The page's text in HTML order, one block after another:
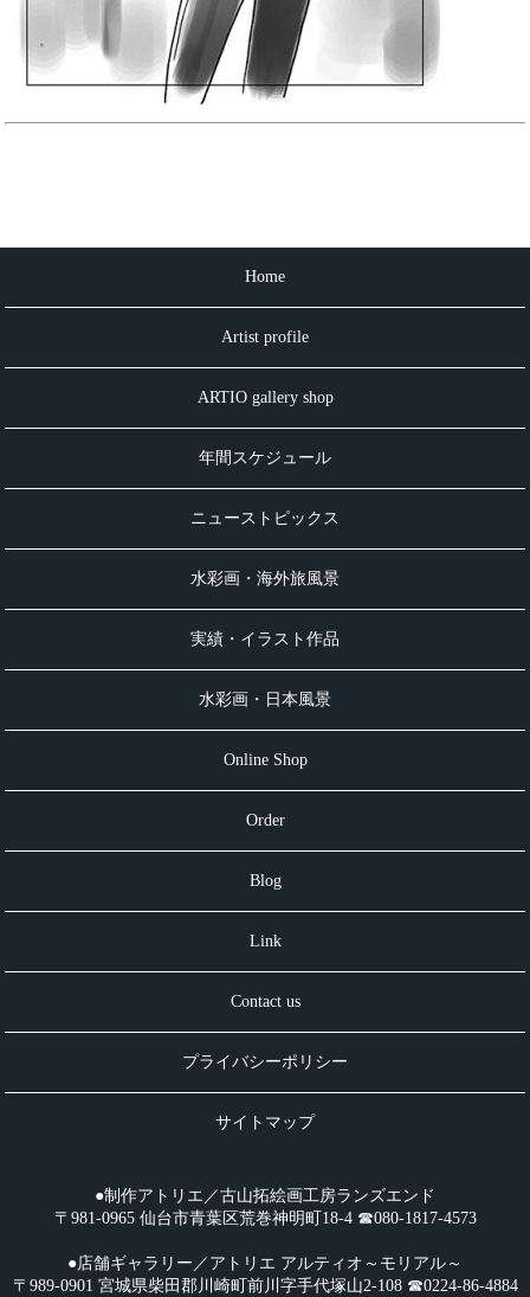
Home
Artist profile
ARTIO gallery shop
年間スケジュール
ニューストピックス
水彩画・海外旅風景
実績・イラスト作品
水彩画・日本風景
Online Shop
Order
Blog
Link
Contact us
プライバシーポリシー
サイトマップ
●制作アトリエ／古山拓絵画工房ランズエンド
〒981-0965 仙台市青葉区荒巻神明町18-4 ☎︎080-1817-4573
●店舗ギャラリー／アトリエ アルティオ～モリアル～
〒989-0901 宮城県柴田郡川崎町前川字手代塚山2-108 ☎︎0224-86-4884